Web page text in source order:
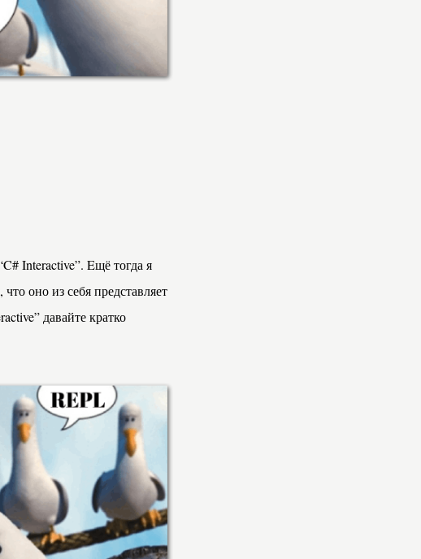
Interactive”. Eщё тогда я
оно из себя представляет
давайте кратко